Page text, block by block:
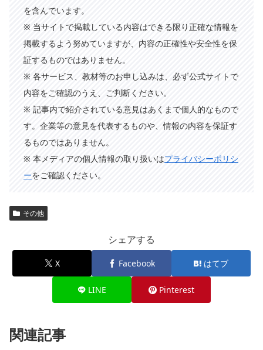
を含んでいます。
※ 当サイトで掲載している内容はできる限り正確な情報を
掲載するよう努めていますが、内容の正確性や安全性を保
証するものではありません。
※ 各サービス、教材等のお申し込みは、必ず公式サイトで
内容をご確認のうえ、ご判断ください。
※ 記事内で紹介されている意見はあくまで個人的なもので
す。企業等の意見を代表するものや、情報の内容を保証す
るものではありません。
※ 本メディアの個人情報の取り扱いはプライバシーポリシ
ーをご確認ください。
その他
シェアする
X Facebook はてブ
LINE Pinterest
関連記事